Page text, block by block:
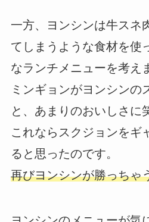
一方、ヨンシンは牛スネ
てしまうような食材を使
なランチメニューを考え
ミンギョンがヨンシンの
と、あまりのおいしさに
これならスクジョンをギ
ると思ったのです。
再びヨンシンが勝っちゃ